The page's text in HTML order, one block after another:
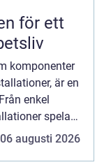
för ett
komponenter
är en
enkel
spelar
06 augusti 2026